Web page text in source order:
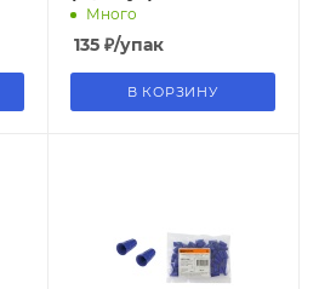
Много
135₽/упак
В КОРЗИНУ